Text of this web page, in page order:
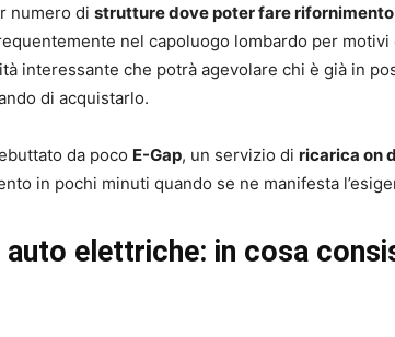
numero di strutture dove poter fare rifornimento
nel capoluogo lombardo per motivi
interessante che potrà agevolare chi è già in
di acquistarlo.
da poco E-Gap, un servizio di ricarica on
in pochi minuti quando se ne manifesta
elettriche: in cosa